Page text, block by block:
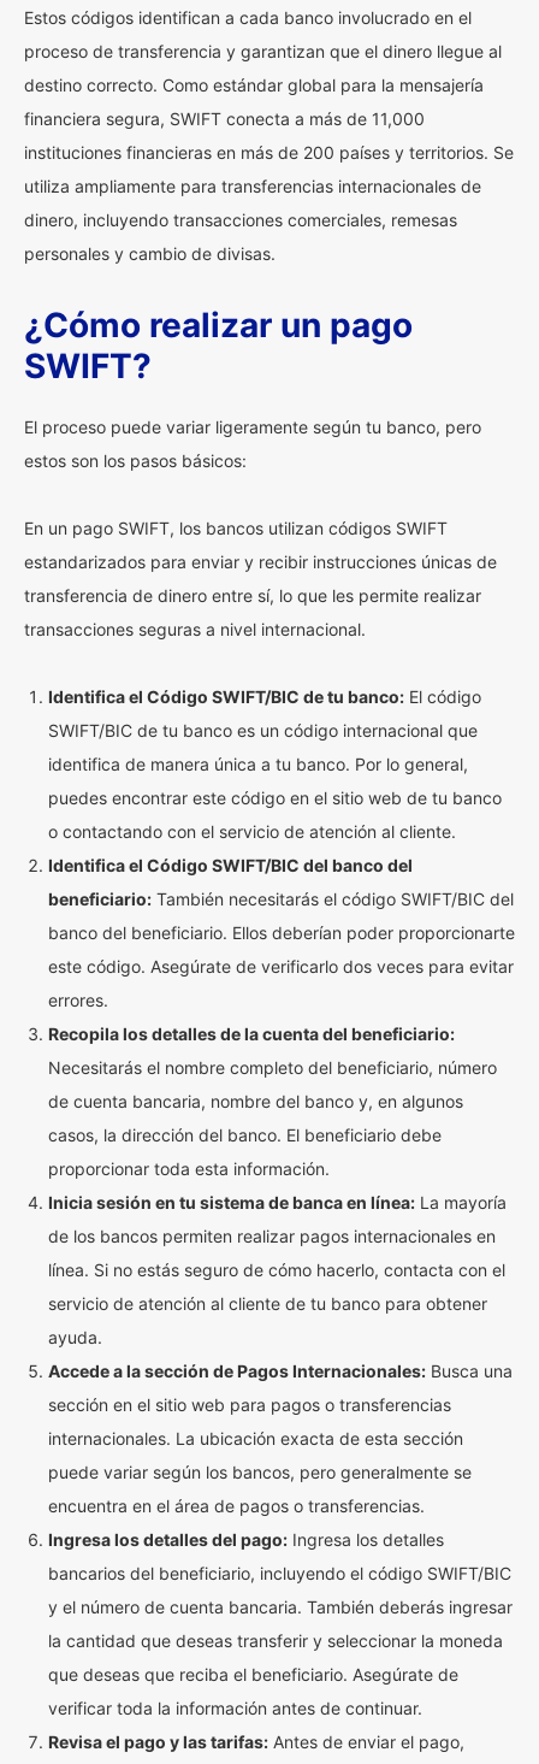
Estos códigos identifican a cada banco involucrado en el
proceso de transferencia y garantizan que el dinero llegue al
destino correcto. Como estándar global para la mensajería
financiera segura, SWIFT conecta a más de 11,000
instituciones financieras en más de 200 países y territorios. Se
utiliza ampliamente para transferencias internacionales de
dinero, incluyendo transacciones comerciales, remesas
personales y cambio de divisas.
¿Cómo realizar un pago
SWIFT?
El proceso puede variar ligeramente según tu banco, pero
estos son los pasos básicos:
En un pago SWIFT, los bancos utilizan códigos SWIFT
estandarizados para enviar y recibir instrucciones únicas de
transferencia de dinero entre sí, lo que les permite realizar
transacciones seguras a nivel internacional.
Identifica el Código SWIFT/BIC de tu banco: El código
SWIFT/BIC de tu banco es un código internacional que
identifica de manera única a tu banco. Por lo general,
puedes encontrar este código en el sitio web de tu banco
o contactando con el servicio de atención al cliente.
Identifica el Código SWIFT/BIC del banco del
beneficiario: También necesitarás el código SWIFT/BIC del
banco del beneficiario. Ellos deberían poder proporcionarte
este código. Asegúrate de verificarlo dos veces para evitar
errores.
Recopila los detalles de la cuenta del beneficiario:
Necesitarás el nombre completo del beneficiario, número
de cuenta bancaria, nombre del banco y, en algunos
casos, la dirección del banco. El beneficiario debe
proporcionar toda esta información.
Inicia sesión en tu sistema de banca en línea: La mayoría
de los bancos permiten realizar pagos internacionales en
línea. Si no estás seguro de cómo hacerlo, contacta con el
servicio de atención al cliente de tu banco para obtener
ayuda.
Accede a la sección de Pagos Internacionales: Busca una
sección en el sitio web para pagos o transferencias
internacionales. La ubicación exacta de esta sección
puede variar según los bancos, pero generalmente se
encuentra en el área de pagos o transferencias.
Ingresa los detalles del pago: Ingresa los detalles
bancarios del beneficiario, incluyendo el código SWIFT/BIC
y el número de cuenta bancaria. También deberás ingresar
la cantidad que deseas transferir y seleccionar la moneda
que deseas que reciba el beneficiario. Asegúrate de
verificar toda la información antes de continuar.
Revisa el pago y las tarifas: Antes de enviar el pago,